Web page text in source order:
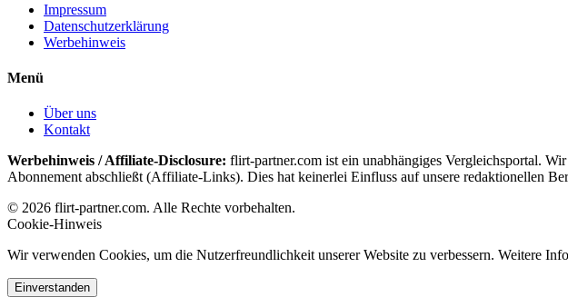
Impressum
Datenschutzerklärung
Werbehinweis
Menü
Über uns
Kontakt
Werbehinweis / Affiliate-Disclosure: flirt-partner.com ist ein unabhängiges Vergleichsportal.
Abonnement abschließt (Affiliate-Links). Dies hat keinerlei Einfluss auf unsere redaktionellen
© 2026 flirt-partner.com. Alle Rechte vorbehalten.
Cookie-Hinweis
Wir verwenden Cookies, um die Nutzerfreundlichkeit unserer Website zu verbessern. Weitere
Einverstanden